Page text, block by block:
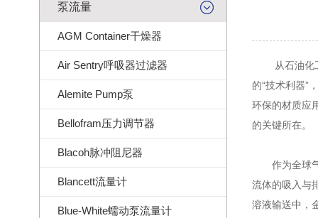
泵流量
AGM Container干燥器
Air Sentry呼吸器过滤器
Alemite Pump泵
Bellofram压力调节器
Blacoh脉冲阻尼器
Blancett流量计
Blue-White蠕动泵流量计
从石油化工
的“技术利器”
环保的材质应
的关键所在。
作为全球气
流体的吸入与
溶液输送中，